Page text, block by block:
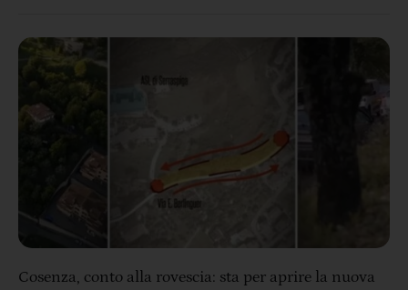
Cosenza, conto alla rovescia: sta per aprire la nuova